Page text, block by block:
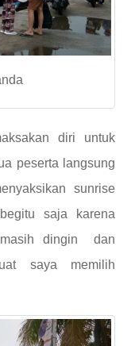
diri untuk
peserta langsung
sunrise
saja karena
dingin dan
saya memilih